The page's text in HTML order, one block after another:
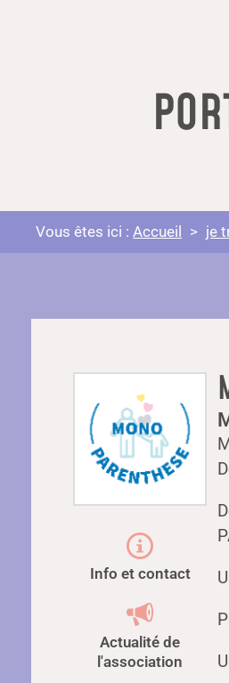
Vous êtes ici : Accueil je
Info et contact
Actualité de
l'association